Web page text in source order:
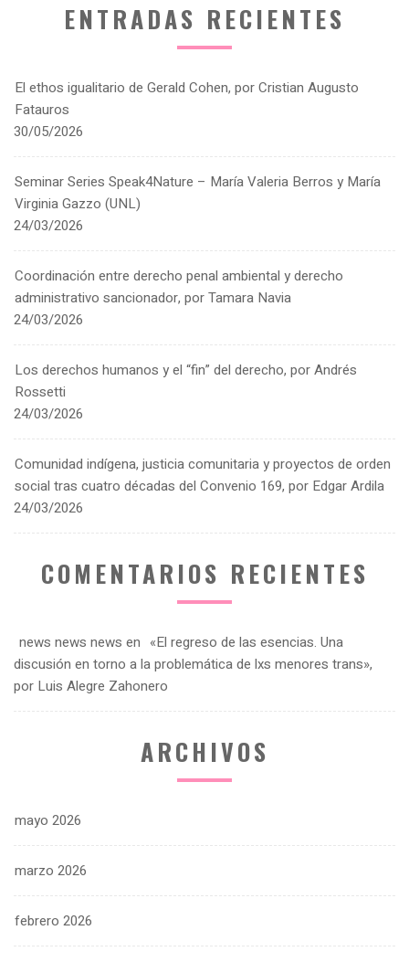
ENTRADAS RECIENTES
El ethos igualitario de Gerald Cohen, por Cristian Augusto
Fatauros
30/05/2026
Seminar Series Speak4Nature – María Valeria Berros y María
Virginia Gazzo (UNL)
24/03/2026
Coordinación entre derecho penal ambiental y derecho
administrativo sancionador, por Tamara Navia
24/03/2026
Los derechos humanos y el “fin” del derecho, por Andrés
Rossetti
24/03/2026
Comunidad indígena, justicia comunitaria y proyectos de orden
social tras cuatro décadas del Convenio 169, por Edgar Ardila
24/03/2026
COMENTARIOS RECIENTES
news news news en «El regreso de las esencias. Una
discusión en torno a la problemática de lxs menores trans»,
por Luis Alegre Zahonero
ARCHIVOS
mayo 2026
marzo 2026
febrero 2026